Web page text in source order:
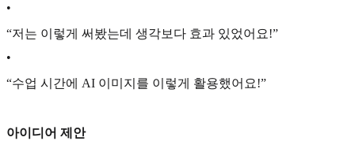
•
“저는 이렇게 써봤는데 생각보다 효과 있었어요!”
•
“수업 시간에 AI 이미지를 이렇게 활용했어요!”
아이디어 제안